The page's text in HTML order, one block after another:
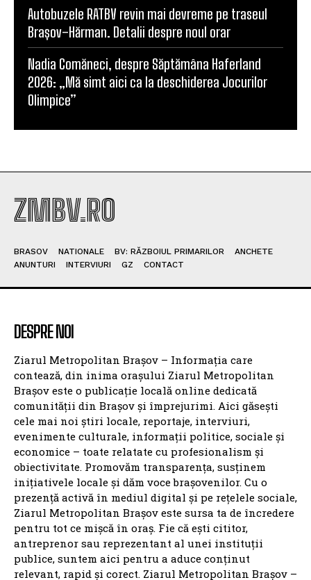
Autobuzele RATBV revin mai devreme pe traseul
Brașov–Hărman. Detalii despre noul orar
Nadia Comăneci, despre Săptămâna Haferland
2026: „Mă simt aici ca la deschiderea Jocurilor
Olimpice”
ZMBV.RO
BRASOV NATIONALE BV: RĂZBOIUL PRIMARILOR
ANCHETE
ANUNTURI
INTERVIURI GZ CONTACT
DESPRE NOI
Ziarul Metropolitan Brașov – Informația care
contează, din inima orașului Ziarul Metropolitan
Brașov este o publicație locală online dedicată
comunității din Brașov și împrejurimi. Aici găsești
cele mai noi știri locale, reportaje, interviuri,
evenimente culturale, informații politice, sociale și
economice – toate relatate cu profesionalism și
obiectivitate. Promovăm transparența, susținem
inițiativele locale și dăm voce brașovenilor. Cu o
prezență activă în mediul digital și pe rețelele sociale,
Ziarul Metropolitan Brașov este sursa ta de încredere
pentru tot ce mișcă în oraș. Fie că ești cititor,
antreprenor sau reprezentant al unei instituții
publice, suntem aici pentru a aduce conținut
relevant, rapid și corect. Ziarul Metropolitan Brașov –